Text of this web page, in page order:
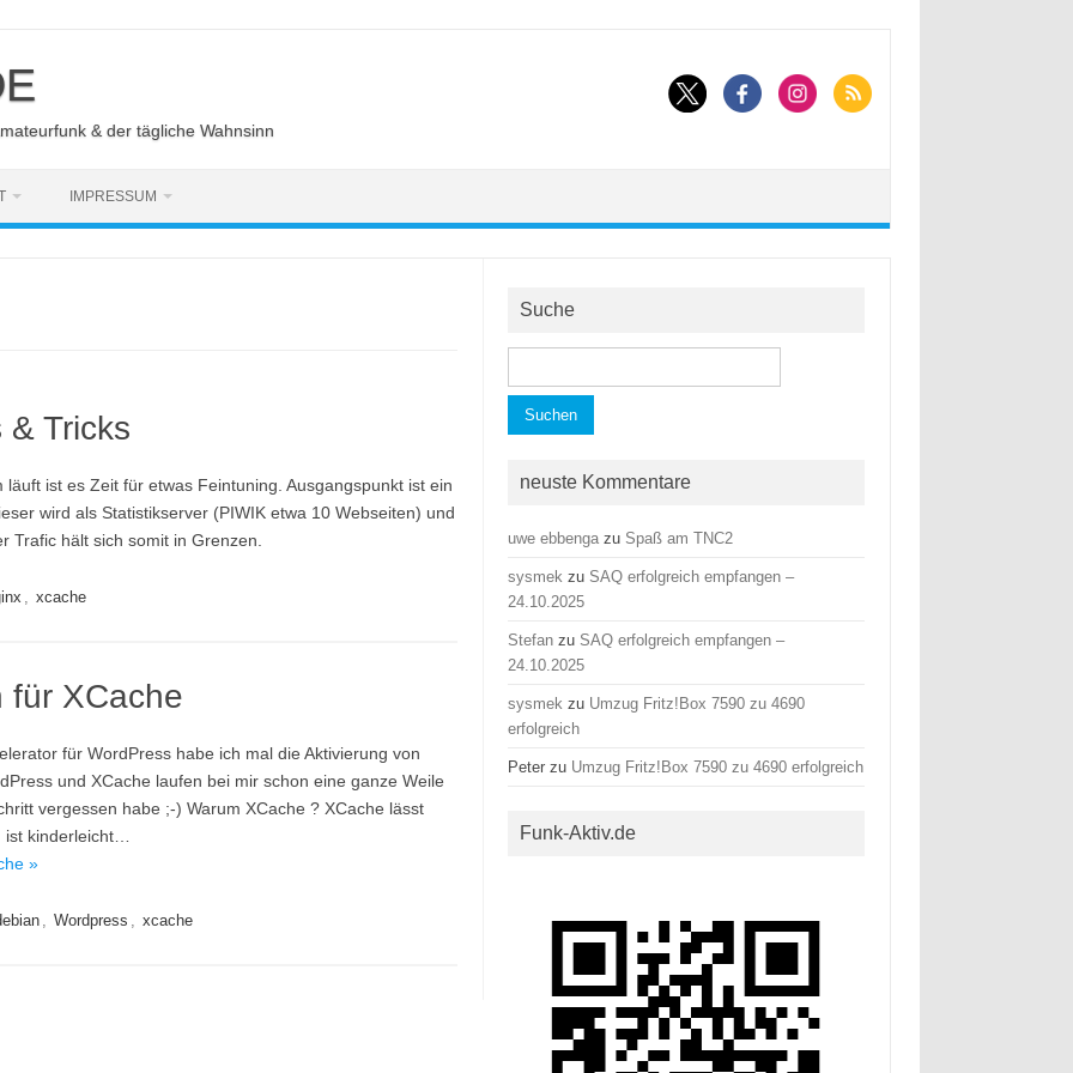
& der tägliche Wahnsinn
IMPRESSUM
Tricks
ist es Zeit für etwas Feintuning. Ausgangspunkt ist ein
wird als Statistikserver (PIWIK etwa 10 Webseiten) und
Trafic hält sich somit in Grenzen.
, xcache
für XCache
für WordPress habe ich mal die Aktivierung von
und XCache laufen bei mir schon eine ganze Weile
vergessen habe ;-) Warum XCache ? XCache lässt
kinderleicht…
»
, Wordpress , xcache
Suche
nach:
neuste Kommentare
uwe ebbenga zu Spaß am TNC2
sysmek zu SAQ erfolgreich empfangen –
24.10.2025
Stefan zu SAQ erfolgreich empfangen –
24.10.2025
sysmek zu Umzug Fritz!Box 7590 zu 4690
erfolgreich
Peter zu Umzug Fritz!Box 7590 zu 4690 erfolgreich
Funk-Aktiv.de